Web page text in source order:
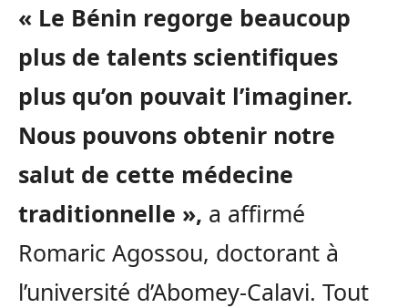
« Le Bénin regorge beaucoup
plus de talents scientifiques
plus qu’on pouvait l’imaginer.
Nous pouvons obtenir notre
salut de cette médecine
traditionnelle », a affirmé
Romaric Agossou, doctorant à
l’université d’Abomey-Calavi. Tout